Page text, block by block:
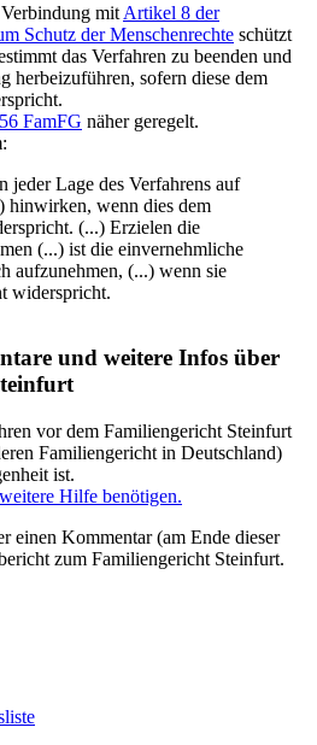
mit Artikel 8 der
Schutz der Menschenrechte schützt
das Verfahren zu beenden und
herbeizuführen, sofern diese dem
FamFG näher geregelt.
jeder Lage des Verfahrens auf
hinwirken, wenn dies dem
(...) Erzielen die
(...) ist die einvernehmliche
aufzunehmen, (...) wenn sie
widerspricht.
und weitere Infos über
vor dem Familiengericht Steinfurt
Familiengericht in Deutschland)
ist.
Hilfe benötigen.
einen Kommentar (am Ende dieser
zum Familiengericht Steinfurt.